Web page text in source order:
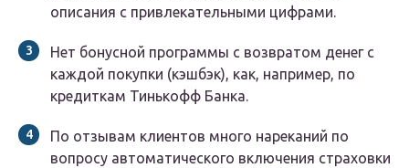
описания с привлекательными цифрами.
Нет бонусной программы с возвратом денег с
каждой покупки (кэшбэк), как, например, по
кредиткам Тинькофф Банка.
По отзывам клиентов много нареканий по
вопросу автоматического включения страховки